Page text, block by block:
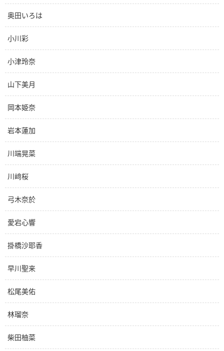
奥田いろは
小川彩
小津玲奈
山下美月
岡本姫奈
岩本蓮加
川端晃菜
川﨑桜
弓木奈於
愛宕心響
掛橋沙耶香
早川聖来
松尾美佑
林瑠奈
柴田柚菜